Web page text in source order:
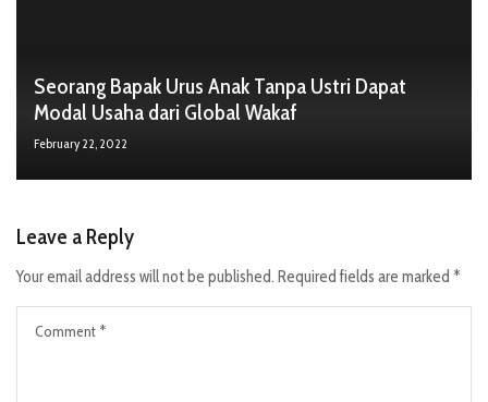
Seorang Bapak Urus Anak Tanpa Ustri Dapat
Modal Usaha dari Global Wakaf
February 22, 2022
Leave a Reply
Your email address will not be published. Required fields are marked *